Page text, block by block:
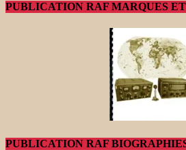
PUBLICATION RAF MARQUES
PUBLICATION RAF